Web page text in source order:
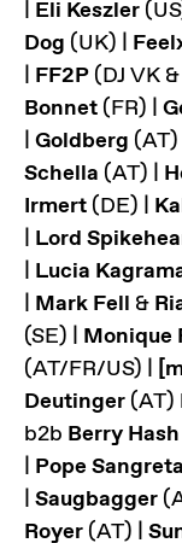
Eli Keszler
Dog (UK) |
FF2P (DJ VK
Bonnet (FR) |
Goldberg (AT) |
Schella (AT) |
Irmert (DE) |
Lord
Lucia
Mark Fell &
(SE) | Monique
(AT/FR/US) |
Deutinger (AT)
b2b Berry Hash
Pope Sangreta
Saugbagger
Royer (AT) |